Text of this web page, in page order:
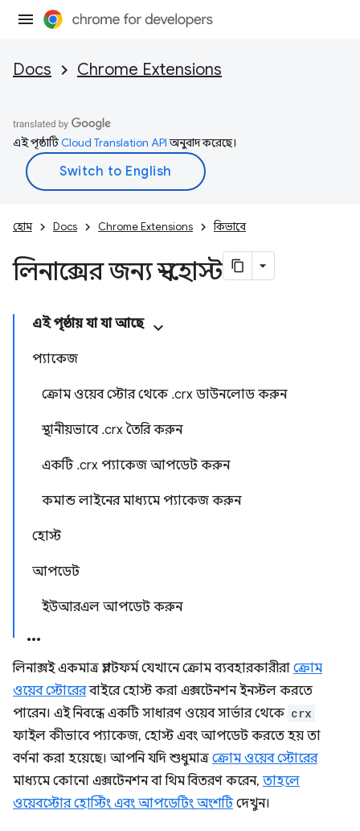
Docs Chrome Extensions
এই পৃষ্ঠাটিCloud Translation APIঅনুবাদ করেছে।
হোম Docs Chrome Extensions কিভাবে
লিনাক্সের জন্য স্ব-হোস্ট
এই পৃষ্ঠায় যা যা আছে
প্যাকেজ
ক্রোম ওয়েব স্টোর থেকে .crx ডাউনলোড করুন
স্থানীয়ভাবে .crx তৈরি করুন
একটি .crx প্যাকেজ আপডেট করুন
কমান্ড লাইনের মাধ্যমে প্যাকেজ করুন
হোস্ট
আপডেট
ইউআরএল আপডেট করুন
লিনাক্সই একমাত্র প্ল্যাটফর্ম যেখানে ক্রোম ব্যবহারকারীরা ক্রোম
ওয়েব স্টোরেরবাইরে হোস্ট করা এক্সটেনশন ইনস্টল করতে
পারেন। এই নিবন্ধে একটি সাধারণ ওয়েব সার্ভার থেকে crx
ফাইল কীভাবে প্যাকেজ, হোস্ট এবং আপডেট করতে হয় তা
বর্ণনা করা হয়েছে। আপনি যদি শুধুমাত্র ক্রোম ওয়েব স্টোরের
মাধ্যমে কোনো এক্সটেনশন বা থিম বিতরণ করেন, তাহলে
ওয়েবস্টোর হোস্টিং এবং আপডেটিং অংশটিদেখুন।